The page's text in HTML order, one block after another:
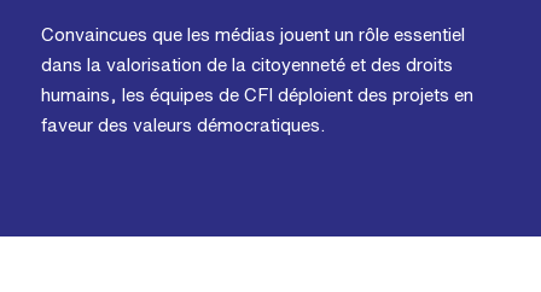
Convaincues que les médias jouent un rôle essentiel
dans la valorisation de la citoyenneté et des droits
humains, les équipes de CFI déploient des projets en
faveur des valeurs démocratiques.